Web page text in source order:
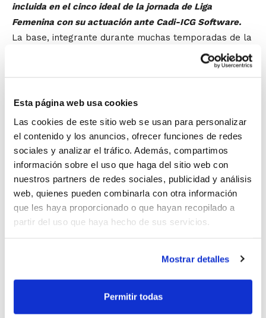
Esta página web usa cookies
Las cookies de este sitio web se usan para personalizar
el contenido y los anuncios, ofrecer funciones de redes
sociales y analizar el tráfico. Además, compartimos
información sobre el uso que haga del sitio web con
nuestros partners de redes sociales, publicidad y análisis
web, quienes pueden combinarla con otra información
que les haya proporcionado o que hayan recopilado a
partir del uso que haya hecho de sus servicios.
Mostrar detalles
Permitir todas
incluida en el cinco ideal de la jornada de Liga
Femenina con su actuación ante Cadi-ICG Software.
La base, integrante durante muchas temporadas de la
Selección Autonómica de la Comunidad Valenciana,
es uno de los referentes de juego del Beroil Ciudad de
puntos de valoración gracias a unos excelentes
Berta Chumillas se formó en elC.B.
Burriana, club de su localidad natal, desde
donde dio el salto en categoría Infantil al
N.B.F. Castelló. Posteriormente, y tras su
paso por elRos Casares Valencia, la base
diferentes equipos de Liga Femenina-2 que
esta temporada le han valido para